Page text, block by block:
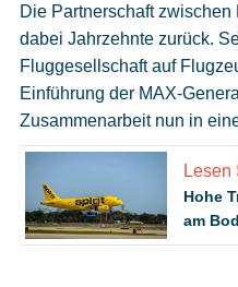
Die Partnerschaft
dabei Jahrzehnte zurück.
Fluggesellschaft auf
Einführung der MAX-
Zusammenarbeit nun in
Lesen
Hohe
am